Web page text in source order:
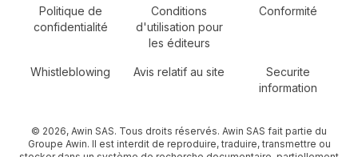
Secondary Footer Navigation
Politique de
confidentialité
Conditions
d'utilisation pour
les éditeurs
Conformité
Whistleblowing Avis relatif au site
Securite
information
© 2026, Awin SAS. Tous droits réservés. Awin SAS fait partie du
Groupe Awin. Il est interdit de reproduire, traduire, transmettre ou